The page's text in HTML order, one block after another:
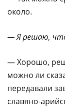
около.
— Я решаю,
— Хорошо,
можно ли
передавали
славяно-